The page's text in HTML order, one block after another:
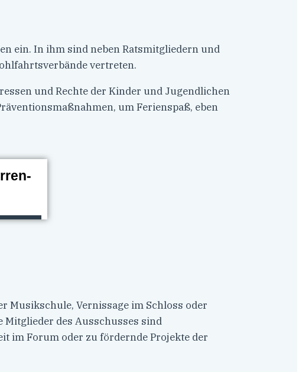
ein. In ihm sind neben Ratsmitgliedern und
vertreten.
und Rechte der Kinder und Jugendlichen
um Ferienspaß, eben
Musikschule, Vernissage im Schloss oder
Mitglieder des Ausschusses sind
im Forum oder zu fördernde Projekte der